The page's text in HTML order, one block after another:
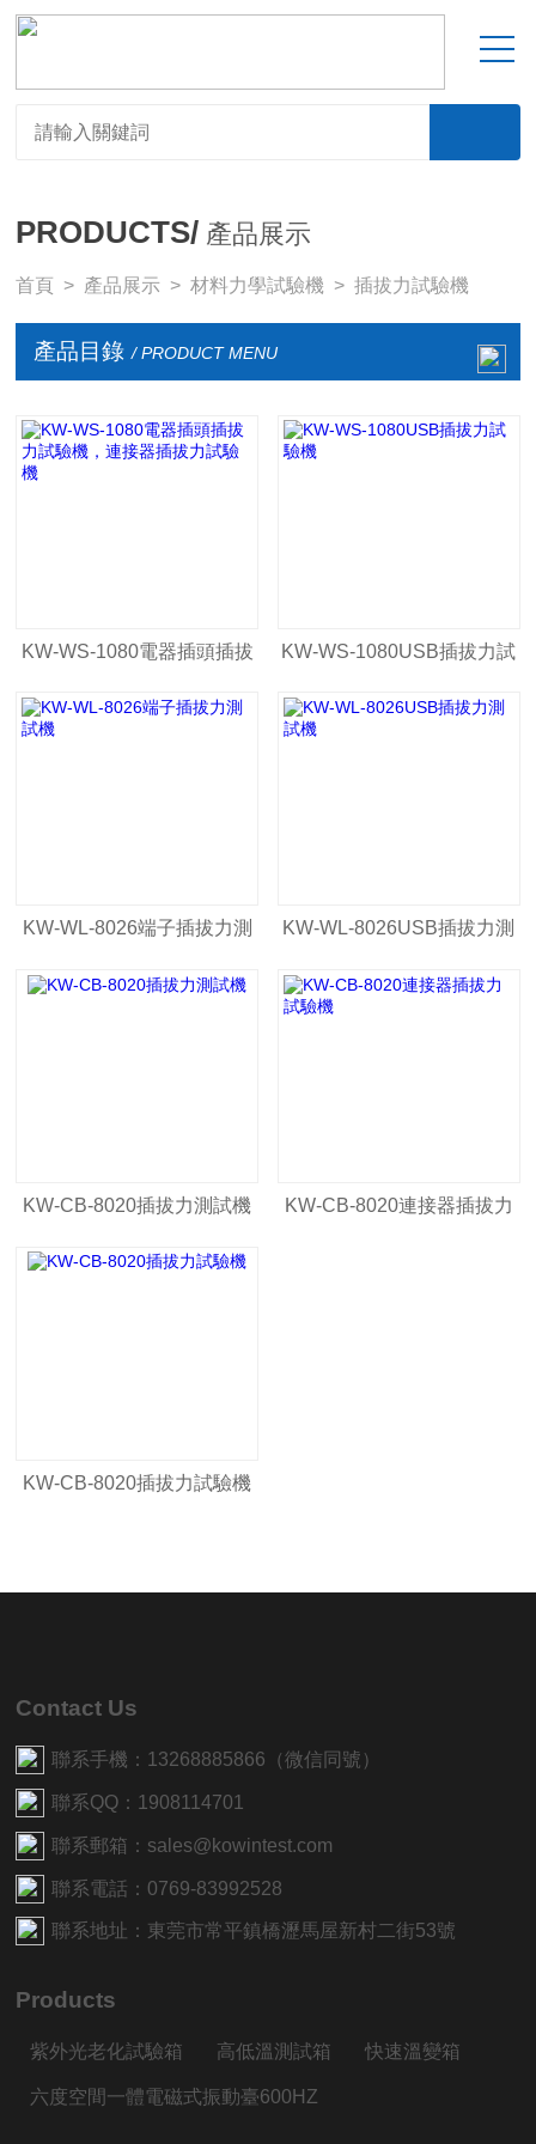
PRODUCTS/ 產品展示
首頁 > 產品展示 >材料力學試驗機 >插拔力試驗機
產品目錄 / PRODUCT MENU
KW-WS-1080電器插頭插拔
力試驗機，連接器插拔力試
KW-WS-1080USB插拔力試
驗機
KW-WL-8026端子插拔力測
試機
KW-WL-8026USB插拔力測
試機
KW-CB-8020插拔力測試機 KW-CB-8020連接器插拔力
KW-CB-8020插拔力試驗機
Contact Us
聯系手機：13268885866（微信同號）
聯系QQ：1908114701
聯系郵箱：sales@kowintest.com
聯系電話：0769-83992528
聯系地址：東莞市常平鎮橋瀝馬屋新村二街53號
Products
紫外光老化試驗箱 高低溫測試箱 快速溫變箱
六度空間一體電磁式振動臺600HZ